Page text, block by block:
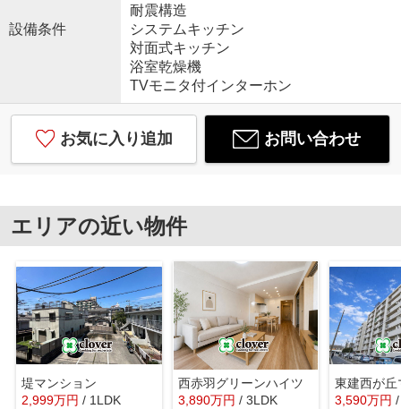
設備条件
耐震構造
システムキッチン
対面式キッチン
浴室乾燥機
TVモニタ付インターホン
お気に入り追加 お問い合わせ
エリアの近い物件
堤マンション
2,999万円 / 1LDK
西赤羽グリーンハイツ
3,890万円 / 3LDK
東建西が丘
3,590万円